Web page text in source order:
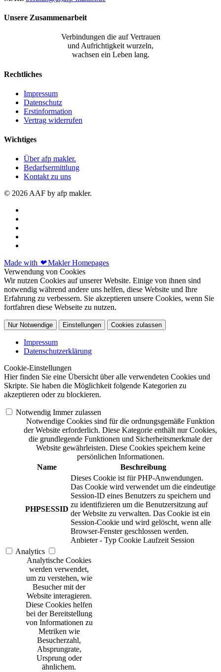
Unsere Zusammenarbeit
Verbindungen die auf Vertrauen
und Aufrichtigkeit wurzeln,
wachsen ein Leben lang.
Rechtliches
Impressum
Datenschutz
Erstinformation
Vertrag widerrufen
Wichtiges
Über afp makler.
Bedarfsermittlung
Kontakt zu uns
© 2026 AAF by afp makler.
Made with ❤Makler Homepages
Verwendung von Cookies
Wir nutzen Cookies auf unserer Website. Einige von ihnen sind
notwendig während andere uns helfen, diese Website und Ihre
Erfahrung zu verbessern. Sie akzeptieren unsere Cookies, wenn Sie
fortfahren diese Webseite zu nutzen.
Nur Notwendige Einstellungen Cookies zulassen
Impressum
Datenschutzerklärung
Cookie-Einstellungen
Hier finden Sie eine Übersicht über alle verwendeten Cookies und
Skripte. Sie haben die Möglichkeit folgende Kategorien zu
akzeptieren oder zu blockieren.
Notwendig Immer zulassen
Notwendige Cookies sind für die ordnungsgemäße Funktion
der Website erforderlich. Diese Kategorie enthält nur Cookies,
die grundlegende Funktionen und Sicherheitsmerkmale der
Website gewährleisten. Diese Cookies speichern keine
persönlichen Informationen.
Name
Beschreibung
PHPSESSID
Dieses Cookie ist für PHP-Anwendungen.
Das Cookie wird verwendet um die eindeutige
Session-ID eines Benutzers zu speichern und
zu identifizieren um die Benutzersitzung auf
der Website zu verwalten. Das Cookie ist ein
Session-Cookie und wird gelöscht, wenn alle
Browser-Fenster geschlossen werden.
Anbieter - Typ Cookie Laufzeit Session
Analytics
Analytische Cookies
werden verwendet,
um zu verstehen, wie
Besucher mit der
Website interagieren.
Diese Cookies helfen
bei der Bereitstellung
von Informationen zu
Metriken wie
Besucherzahl,
Absprungrate,
Ursprung oder
ähnlichem.